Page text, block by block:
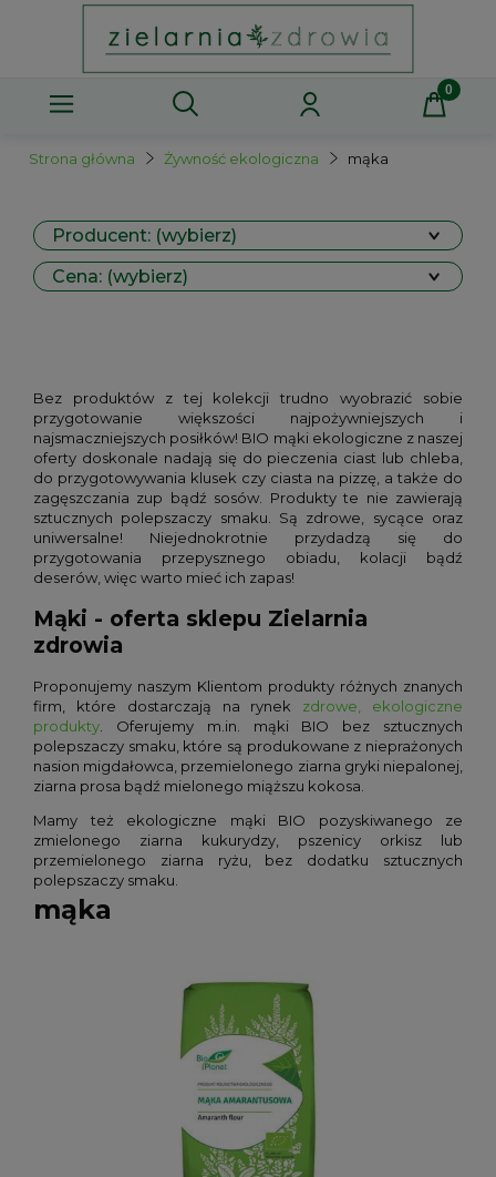
Strona główna Żywność ekologiczna mąka
Producent: (wybierz)
Cena: (wybierz)
Bez produktów z tej kolekcji trudno wyobrazić sobie
przygotowanie większości najpożywniejszych i
najsmaczniejszych posiłków! BIO mąki ekologiczne z naszej
oferty doskonale nadają się do pieczenia ciast lub chleba,
do przygotowywania klusek czy ciasta na pizzę, a także do
zagęszczania zup bądź sosów. Produkty te nie zawierają
sztucznych polepszaczy smaku. Są zdrowe, sycące oraz
uniwersalne! Niejednokrotnie przydadzą się do
przygotowania przepysznego obiadu, kolacji bądź
deserów, więc warto mieć ich zapas!
Mąki - oferta sklepu Zielarnia
zdrowia
Proponujemy naszym Klientom produkty różnych znanych
firm, które dostarczają na rynek zdrowe, ekologiczne
produkty. Oferujemy m.in. mąki BIO bez sztucznych
polepszaczy smaku, które są produkowane z nieprażonych
nasion migdałowca, przemielonego ziarna gryki niepalonej,
ziarna prosa bądź mielonego miąższu kokosa.
Mamy też ekologiczne mąki BIO pozyskiwanego ze
zmielonego ziarna kukurydzy, pszenicy orkisz lub
przemielonego ziarna ryżu, bez dodatku sztucznych
polepszaczy smaku.
mąka